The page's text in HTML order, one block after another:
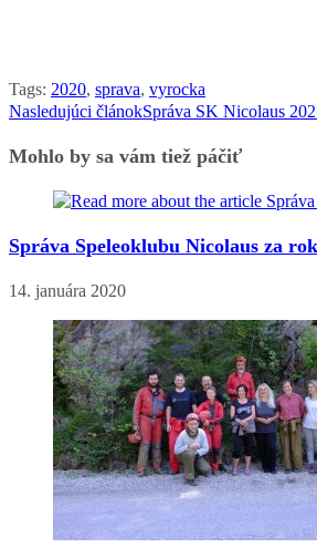
Tags: 2020, sprava, vyrocka
Read
more
Nasledujúci článokSpráva SK Nicolaus
Mohlo by sa vám tiež páčiť
Správa Speleoklubu Nicolaus za
14. januára 2020